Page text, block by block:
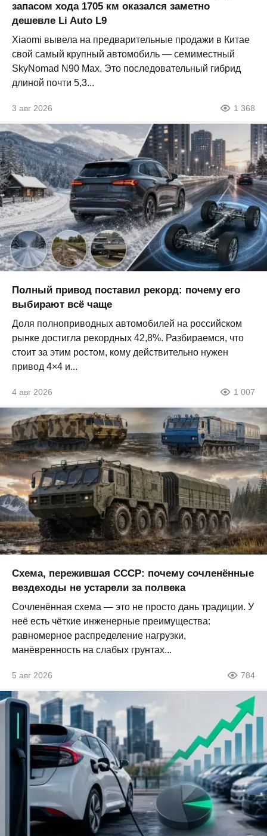
запасом хода 1705 км оказался заметно
дешевле Li Auto L9
Xiaomi вывела на предварительные продажи в Китае
свой самый крупный автомобиль — семиместный
SkyNomad N90 Max. Это последовательный гибрид
длиной почти 5,3...
3 авг 2026 1 368
Полный привод поставил рекорд: почему его
выбирают всё чаще
Доля полноприводных автомобилей на российском
рынке достигла рекордных 42,8%. Разбираемся, что
стоит за этим ростом, кому действительно нужен
привод 4×4 и...
4 авг 2026 1 007
Схема, пережившая СССР: почему сочленённые
вездеходы не устарели за полвека
Сочленённая схема — это не просто дань традиции. У
неё есть чёткие инженерные преимущества:
равномерное распределение нагрузки,
манёвренность на слабых грунтах...
5 авг 2026 784